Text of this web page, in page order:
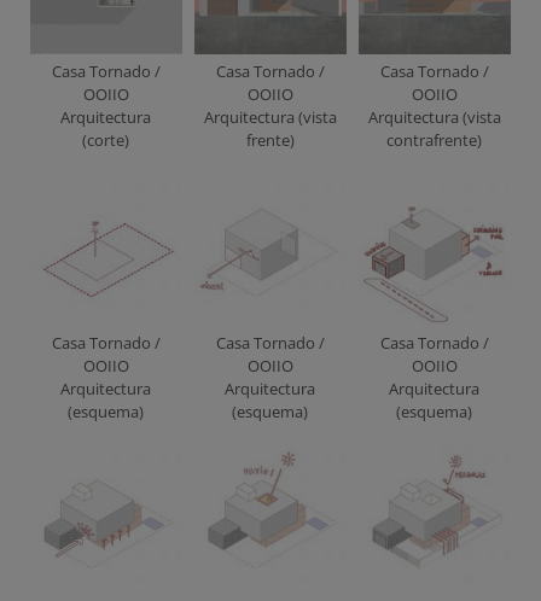
Casa Tornado /
OOIIO
Arquitectura
(corte)
Casa Tornado /
OOIIO
Arquitectura (vista
frente)
Casa Tornado /
OOIIO
Arquitectura (vista
contrafrente)
Casa Tornado /
OOIIO
Arquitectura
(esquema)
Casa Tornado /
OOIIO
Arquitectura
(esquema)
Casa Tornado /
OOIIO
Arquitectura
(esquema)